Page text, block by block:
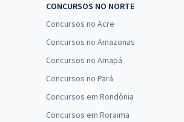
CONCURSOS NO NORTE
Concursos no Acre
Concursos no Amazonas
Concursos no Amapá
Concursos no Pará
Concursos em Rondônia
Concursos em Roraima